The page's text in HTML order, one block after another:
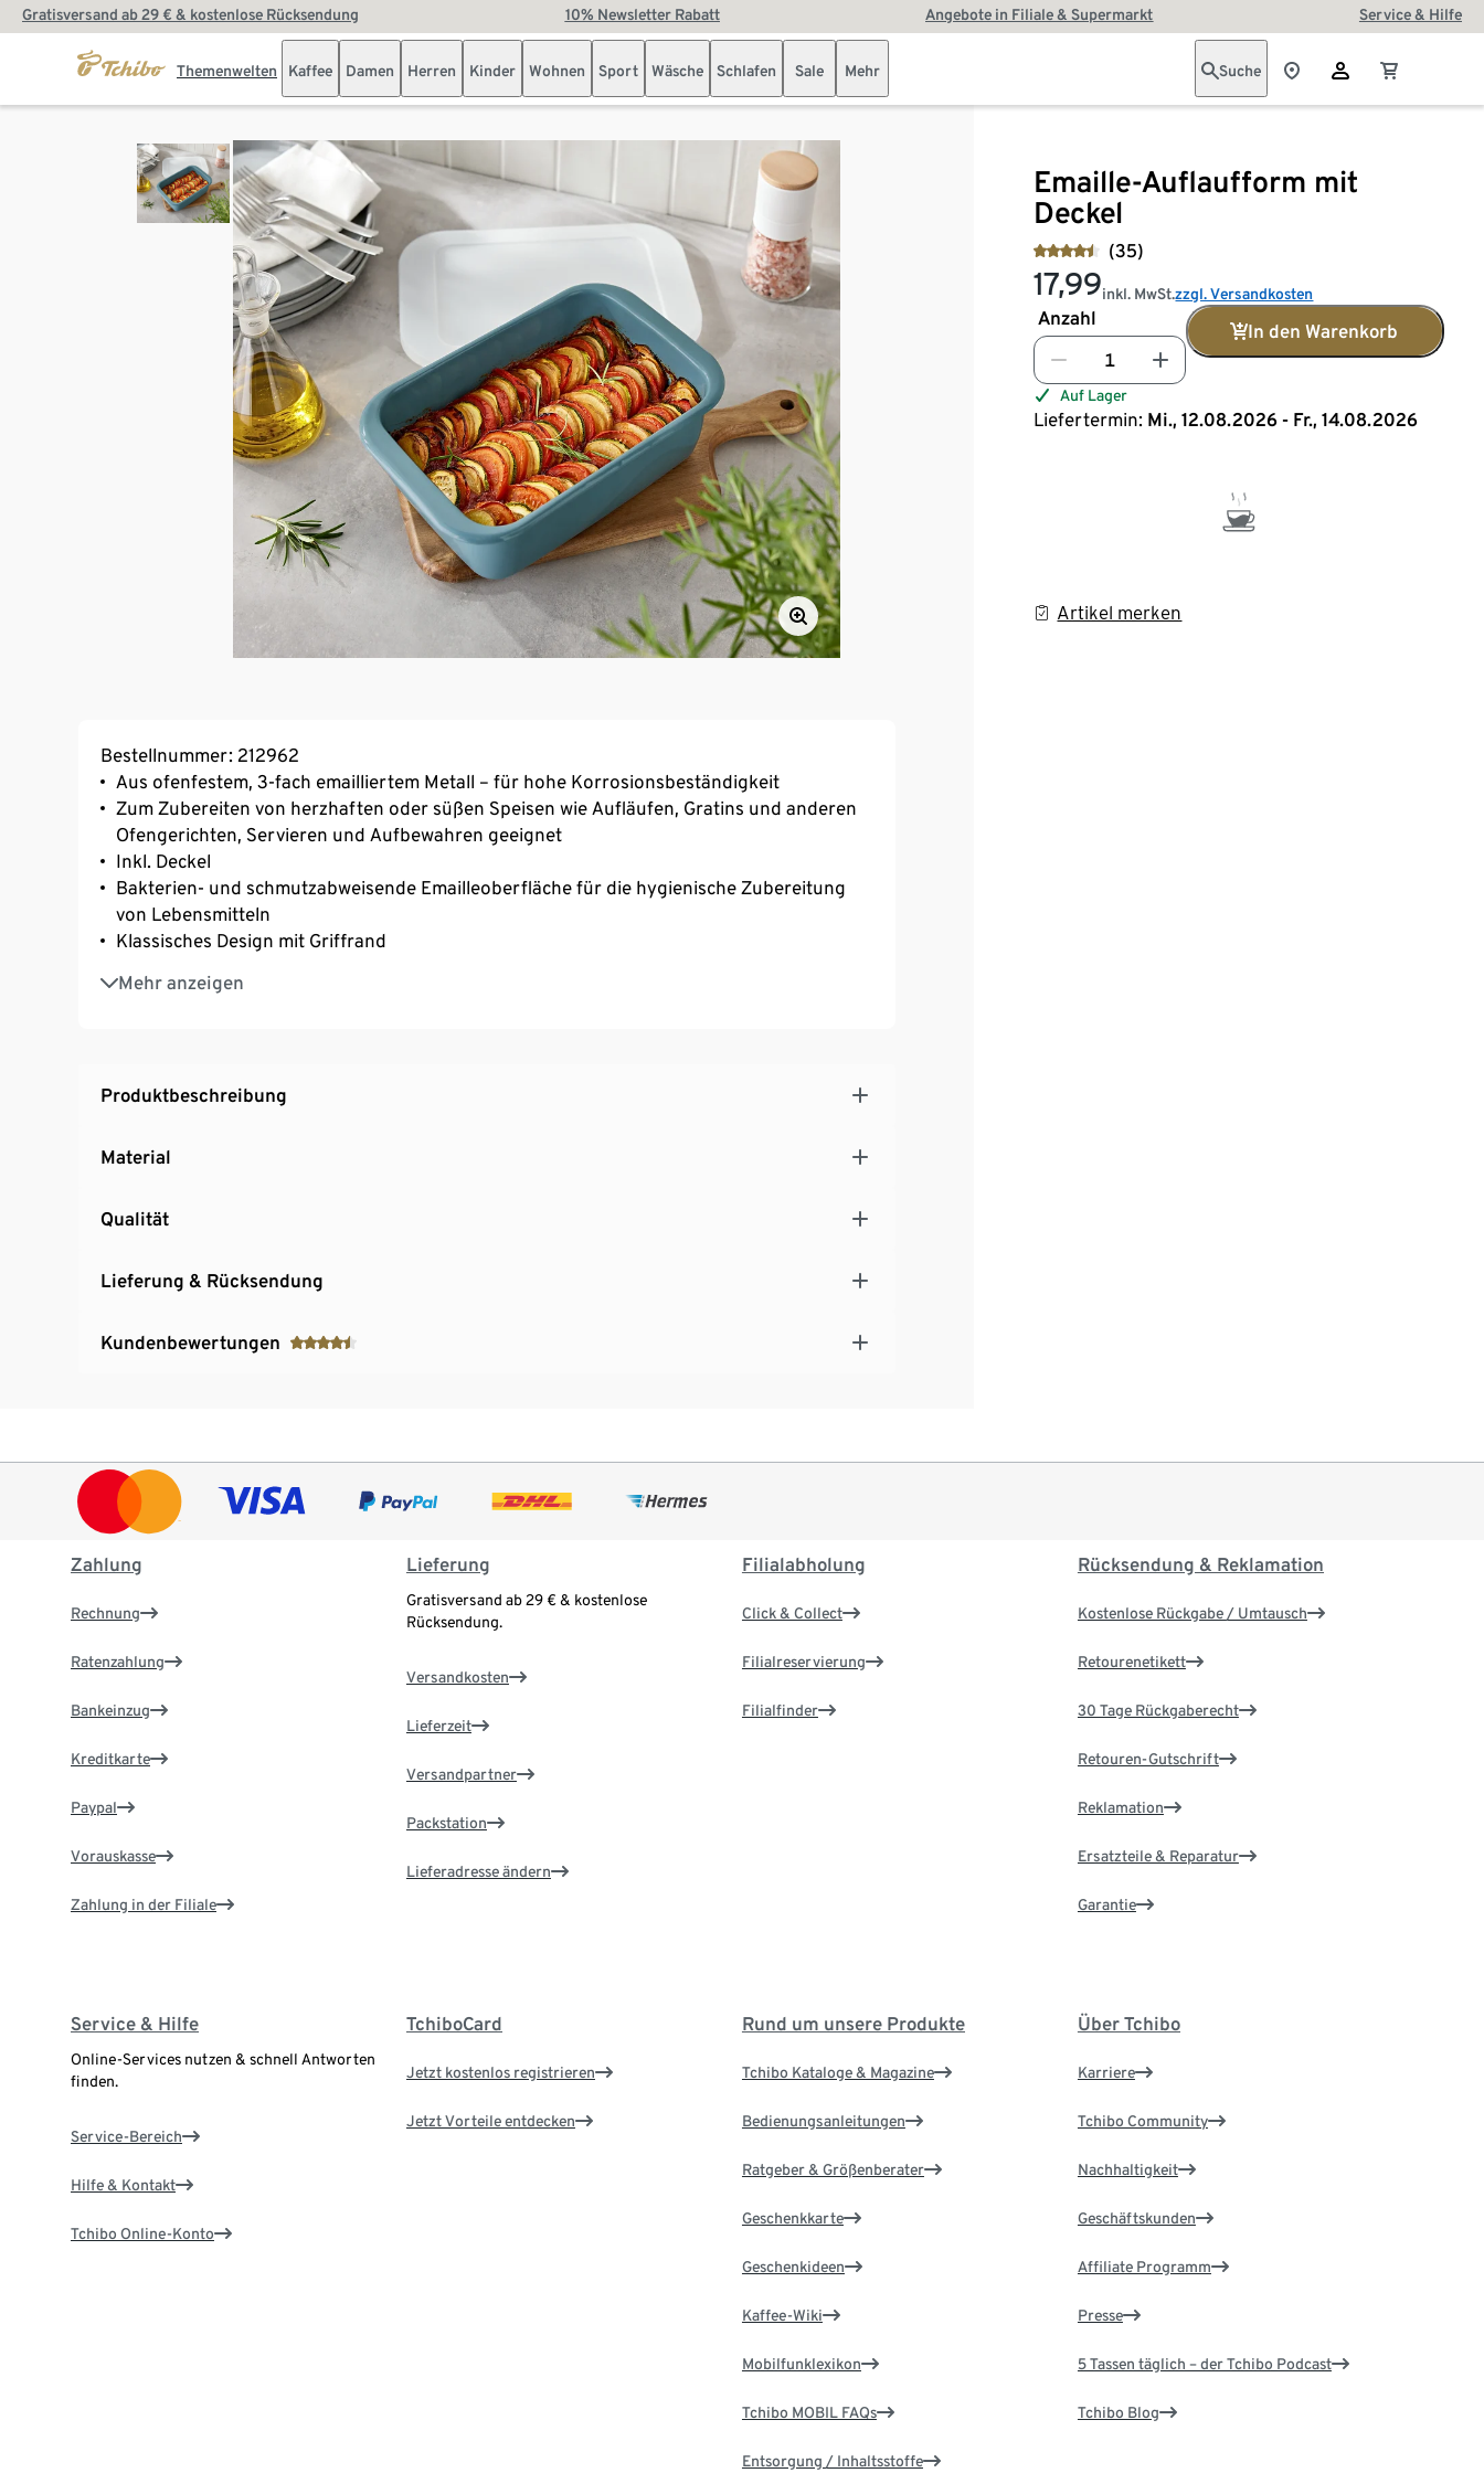
Gratisversand ab 29 € & kostenlose Rücksendung 10% Newsletter Rabatt Angebote in Filiale & Supermarkt Service & Hilfe
Themenwelten Kaffee Damen Herren Kinder Wohnen Sport Wäsche Schlafen Sale Mehr Suche
Emaille-Auflaufform mit
Deckel
(35)
17,99inkl. MwSt.zzgl. Versandkosten
Anzahl
In den Warenkorb
Auf Lager
Liefertermin: Mi., 12.08.2026 - Fr., 14.08.2026
Artikel merken
Bestellnummer: 212962
Aus ofenfestem, 3-fach emailliertem Metall – für hohe Korrosionsbeständigkeit
Zum Zubereiten von herzhaften oder süßen Speisen wie Aufläufen, Gratins und anderen
Ofengerichten, Servieren und Aufbewahren geeignet
Inkl. Deckel
Bakterien- und schmutzabweisende Emailleoberfläche für die hygienische Zubereitung
von Lebensmitteln
Klassisches Design mit Griffrand
Mehr anzeigen
Langlebiges und korrosionsbeständiges Material
Produktbeschreibung
Material
Qualität
Lieferung & Rücksendung
Kundenbewertungen
Zahlung
Rechnung
Ratenzahlung
Bankeinzug
Kreditkarte
Paypal
Vorauskasse
Zahlung in der Filiale
Lieferung
Gratisversand ab 29 € & kostenlose
Rücksendung.
Versandkosten
Lieferzeit
Versandpartner
Packstation
Lieferadresse ändern
Filialabholung
Click & Collect
Filialreservierung
Filialfinder
Rücksendung & Reklamation
Kostenlose Rückgabe / Umtausch
Retourenetikett
30 Tage Rückgaberecht
Retouren-Gutschrift
Reklamation
Ersatzteile & Reparatur
Garantie
Service & Hilfe
Online-Services nutzen & schnell Antworten
finden.
Service-Bereich
Hilfe & Kontakt
Tchibo Online-Konto
TchiboCard
Jetzt kostenlos registrieren
Jetzt Vorteile entdecken
Rund um unsere Produkte
Tchibo Kataloge & Magazine
Bedienungsanleitungen
Ratgeber & Größenberater
Geschenkkarte
Geschenkideen
Kaffee-Wiki
Mobilfunklexikon
Tchibo MOBIL FAQs
Entsorgung / Inhaltsstoffe
Über Tchibo
Karriere
Tchibo Community
Nachhaltigkeit
Geschäftskunden
Affiliate Programm
Presse
5 Tassen täglich – der Tchibo Podcast
Tchibo Blog